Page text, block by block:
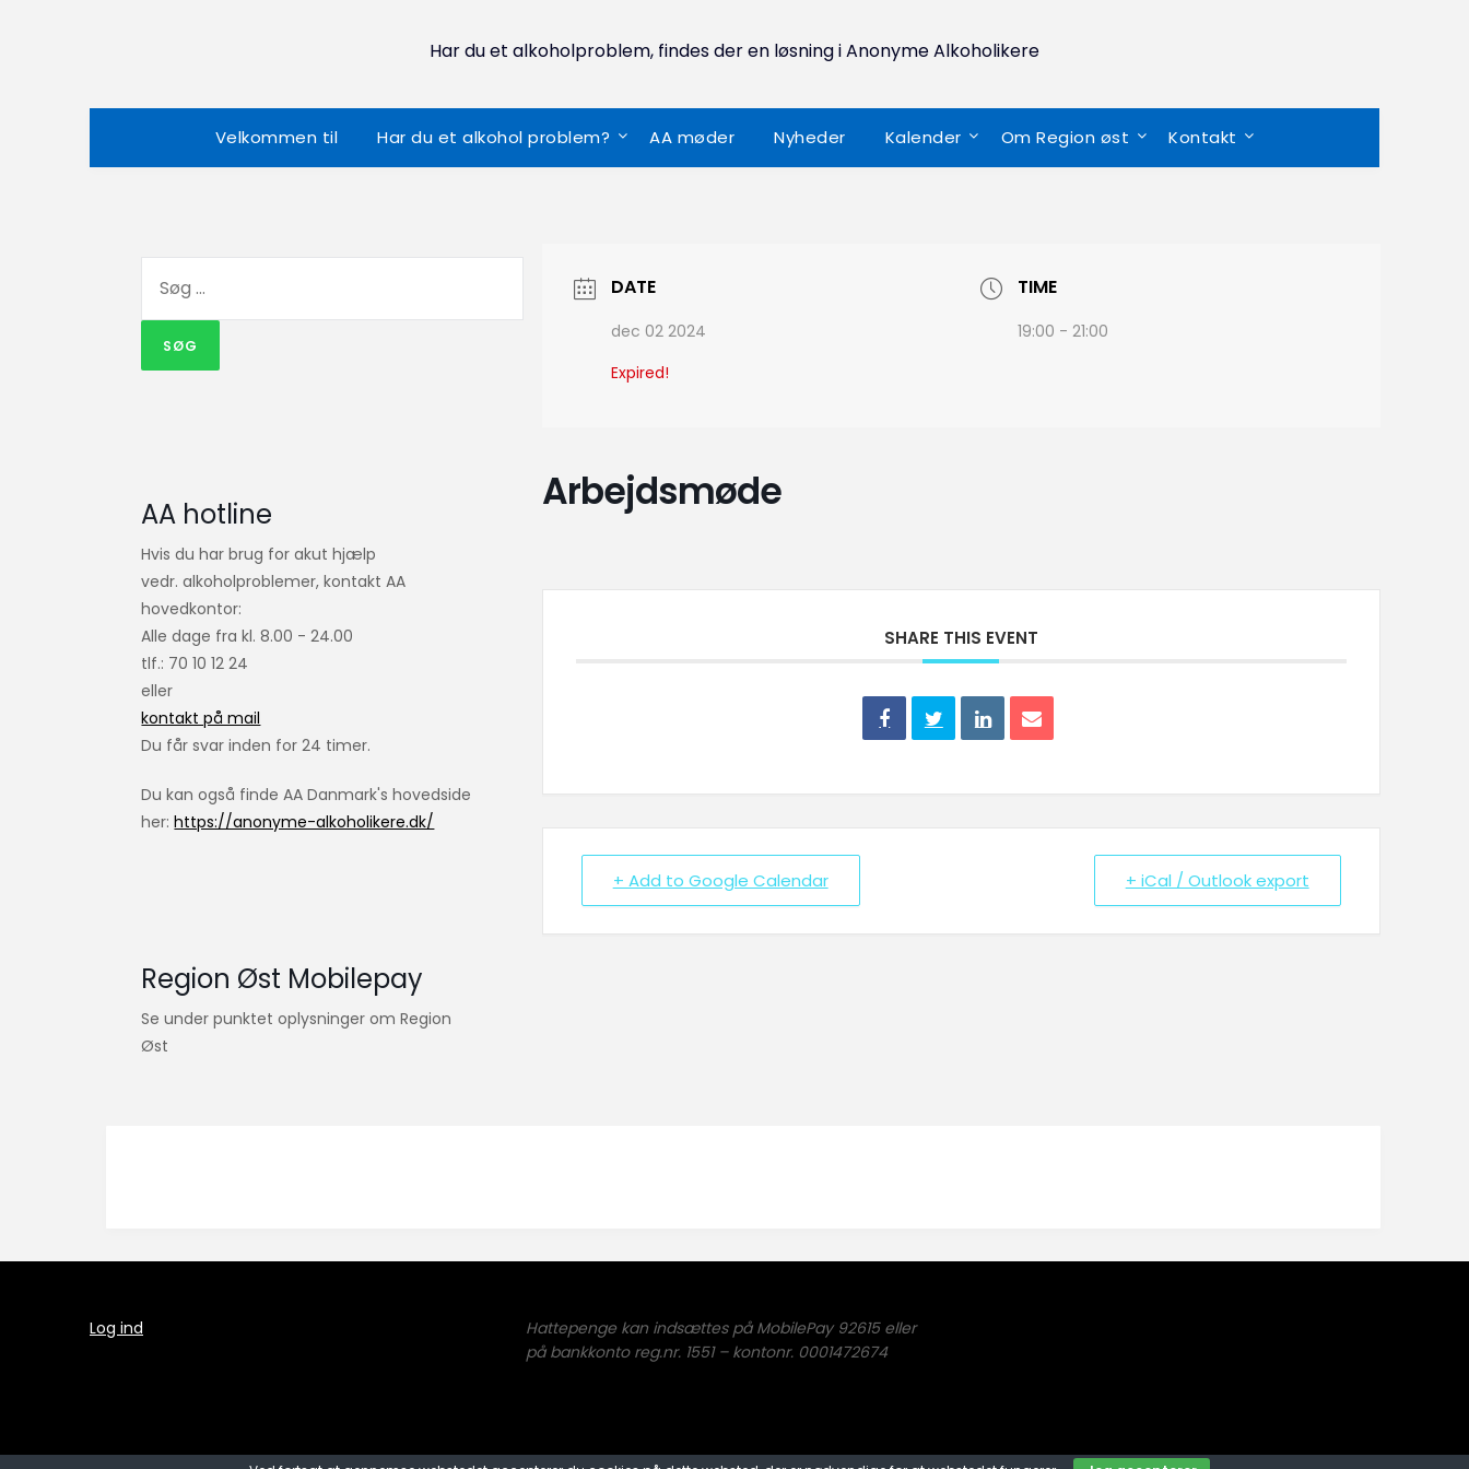
Har du et alkoholproblem, findes der en løsning i Anonyme Alkoholikere
Velkommen til Har du et alkohol problem? AA møder Nyheder Kalender Om Region øst Kontakt
AA hotline
Hvis du har brug for akut hjælp
vedr. alkoholproblemer, kontakt AA
hovedkontor:
Alle dage fra kl. 8.00 - 24.00
tlf.: 70 10 12 24
eller
kontakt på mail
Du får svar inden for 24 timer.
Du kan også finde AA Danmark's hovedside
her:https://anonyme-alkoholikere.dk/
Region Øst Mobilepay
Se under punktet oplysninger om Region
Øst
DATE
dec 02 2024
Expired!
TIME
19:00 - 21:00
Arbejdsmøde
SHARE THIS EVENT
+ Add to Google Calendar + iCal / Outlook export
Log ind
Hattepenge kan indsættes på MobilePay 92615 eller
på bankkonto reg.nr. 1551 – kontonr. 0001472674